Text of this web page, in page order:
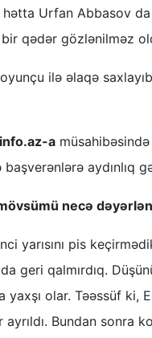
hətta Urfan Abbasov da
bir qədər gözlənilməz
ilə əlaqə
a
aydınlıq
necə
yarısını pis
geri qalmırdıq.
yaxşı olar. Təəssüf ki,
ayrıldı. Bundan sonra